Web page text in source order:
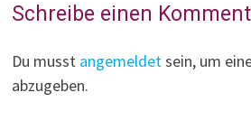
Schreibe einen
Du musst angemeldetsein, um
abzugeben.